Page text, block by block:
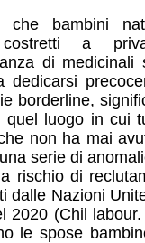
che bambini
costretti a
di
dedicarsi
borderline,
quel luogo in
non ha mai
serie di
rischio di
dalle Nazioni
2020 (Chil
le spose